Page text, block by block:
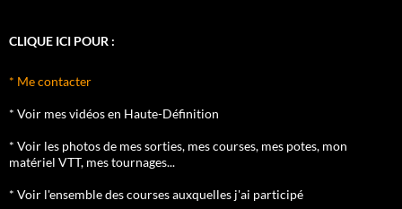
CLIQUE ICI POUR :
* Me contacter
* Voir mes vidéos en Haute-Définition
* Voir les photos de mes sorties, mes courses, mes potes, mon
matériel VTT, mes tournages...
* Voir l'ensemble des courses auxquelles j'ai participé